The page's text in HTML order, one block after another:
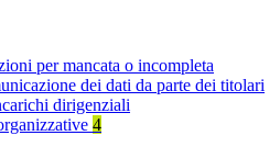
per mancata o incompleta
dei dati da parte dei titolari
dirigenziali
4